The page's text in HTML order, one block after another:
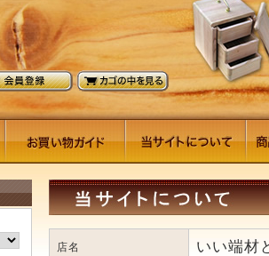
店名 いい端材